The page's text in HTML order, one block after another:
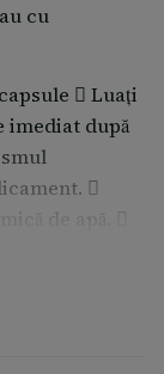
cu
 Luaţi
imediat după

de apă. 
a
acest